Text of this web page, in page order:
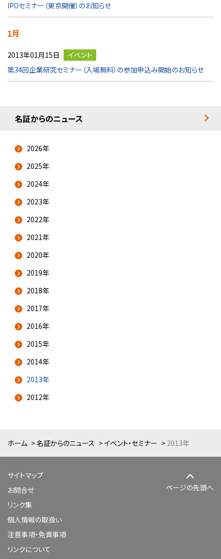
ホーム 名証からのニュース イベント・セミナー 2013年
IPOセミナー（東京開催）のお知らせ
1月
2013年01月15日
イベント
第34回企業研究セミナー（入場無料）の参加申込み開始のお知らせ
名証からのニュース
2026年
2025年
2024年
2023年
2022年
2021年
2020年
2019年
2018年
2017年
2016年
2015年
2014年
2013年
2012年
サイトマップ
お問合せ
リンク集
個人情報の取扱い
注意事項・免責事項
リンクについて
ページの先頭へ